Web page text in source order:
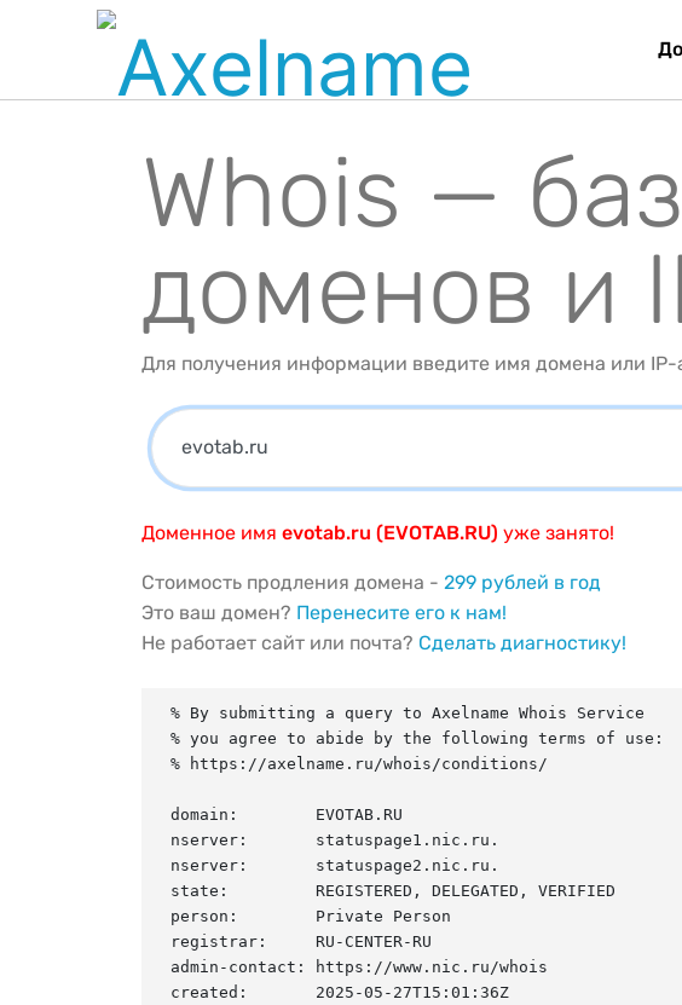
Whois —
доменов и
Для получения информации введите имя домена или IP-
Доменное имя evotab.ru (EVOTAB.RU) уже занято!
Стоимость продления домена - 299 рублей в год
Это ваш домен? Перенесите его к нам!
Не работает сайт или почта? Сделать диагностику!
% By submitting a query to Axelname Whois Service
% you agree to abide by the following terms of use:
% https://axelname.ru/whois/conditions/
domain:        EVOTAB.RU
nserver:       statuspage1.nic.ru.
nserver:       statuspage2.nic.ru.
state:         REGISTERED, DELEGATED, VERIFIED
person:        Private Person
registrar:     RU-CENTER-RU
admin-contact: https://www.nic.ru/whois
created:       2025-05-27T15:01:36Z